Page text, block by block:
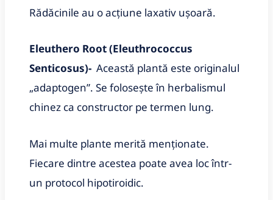
Rădăcinile au o acțiune laxativ ușoară.
Eleuthero Root (Eleuthrococcus
Senticosus)- Această plantă este originalul
„adaptogen”. Se folosește în herbalismul
chinez ca constructor pe termen lung.
Mai multe plante merită menționate.
Fiecare dintre acestea poate avea loc într-
un protocol hipotiroidic.